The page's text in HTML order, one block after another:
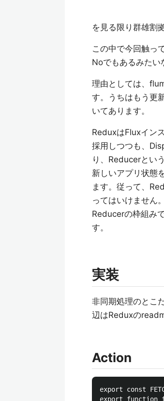
を見る限り群雄割
この中で今回触っ
Noでもあるみたい
理由としては、
す。うちはもう更
いてあります。
ReduxはFluxイン
採用しつつも、
り、Reducerとい
新しいアプリ状態
ます。従って、
ってはいけません
Reducerの枠組み
す。
実装
非同期処理のとこ
辺はReduxの
Action
export const
export function